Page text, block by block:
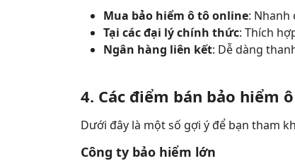
Mua bảo hiểm ô tô online: Nhanh
Tại các đại lý chính thức: Thích
Ngân hàng liên kết: Dễ dàng
4. Các điểm bán bảo hiểm
Dưới đây là một số gợi ý để bạn tham
Công ty bảo hiểm lớn